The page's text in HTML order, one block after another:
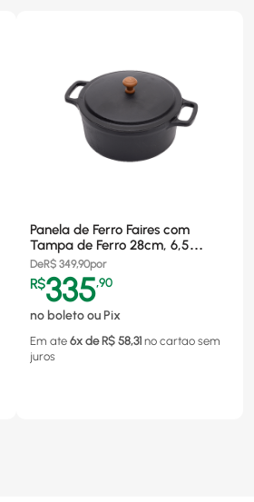
Panela de Ferro Faires com
Tampa de Ferro 28cm, 6,5
Litros- 96048-9
DeR$ 349,90por
R$335,90
no boleto ou Pix
Em ate 6x de R$ 58,31 no cartao sem
juros